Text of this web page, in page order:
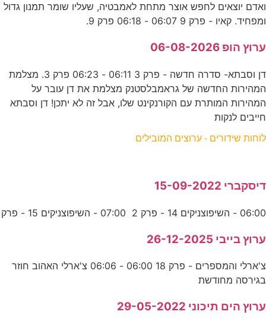
ואדם יוצאים לחפש אוצר מתחת לאמבטיה, שעליו שומר תמנון גדול
ומפחיד. קאיו - פרק 9 06:07 - 06:18 פרק 9.
ערוץ הופ 06-08-2026
דן וסבתא- סדרה חדשה - פרק 3 06:11 - 06:23 פרק 3. מצלמת
המהירות החדשה של גראמבלסטנק מצלמת את דן עובר על
המהירות המותרת עם הקורנקינט שלו, אבל זה לא יתכן! דן וסבתא
חייבים לנקות
לוחות שידורים - ערוצים המובילים
דיסקברי 15-09-2022
06:00 - השיפוצניקים 14 - פרק 2 07:00 - השיפוצניקים 15 - פרק
ערוץ בייבי 26-12-2025
צ'ארלי והמספרים - פרק 18 06:00 - 06:06 צ'ארלי האהוב חוזר
בגירסה מחודשת
ערוץ הים תיכוני 29-05-2022